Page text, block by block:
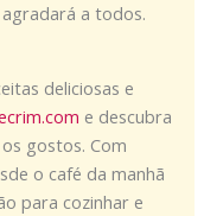
a todos.
deliciosas e
e descubra
gostos. Com
o café da manhã
para cozinhar e